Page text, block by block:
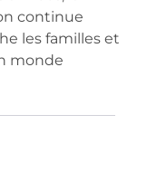
continue
les familles et
monde